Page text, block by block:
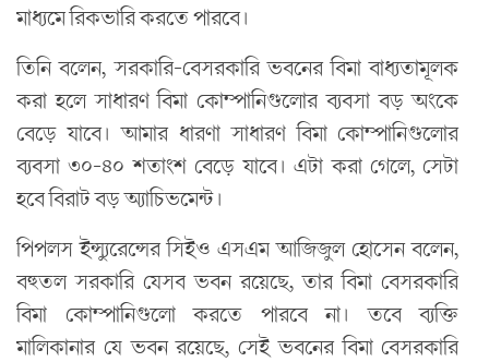
মাধ্যমে রিকভারি করতে পারবে।
তিনি বলেন, সরকারি-বেসরকারি ভবনের বিমা বাধ্যতামূলক
করা হলে সাধারণ বিমা কোম্পানিগুলোর ব্যবসা বড় অংকে
বেড়ে যাবে। আমার ধারণা সাধারণ বিমা কোম্পানিগুলোর
ব্যবসা ৩০-৪০ শতাংশ বেড়ে যাবে। এটা করা গেলে, সেটা
হবে বিরাট বড় অ্যাচিভমেন্ট।
পিপলস ইন্স্যুরেন্সের সিইও এসএম আজিজুল হোসেন বলেন,
বহুতল সরকারি যেসব ভবন রয়েছে, তার বিমা বেসরকারি
বিমা কোম্পানিগুলো করতে পারবে না। তবে ব্যক্তি
মালিকানার যে ভবন রয়েছে, সেই ভবনের বিমা বেসরকারি